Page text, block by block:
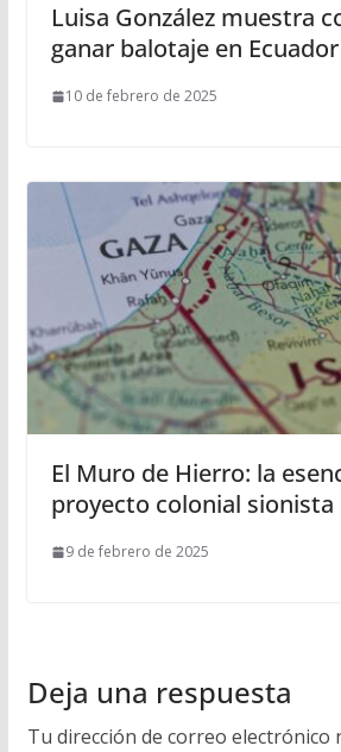
Luisa González muestra
ganar balotaje en Ecuador
10 de febrero de 2025
El Muro de Hierro: la
proyecto colonial sionista
9 de febrero de 2025
Deja una respuesta
Tu dirección de correo electrónico